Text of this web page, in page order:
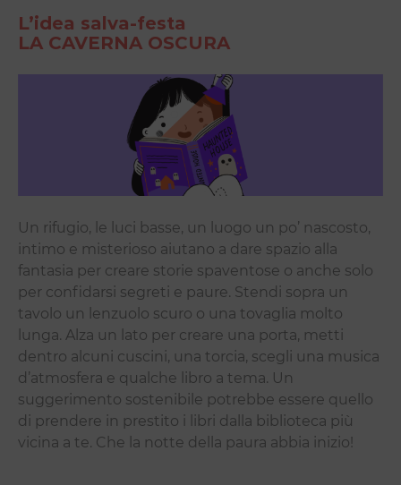
L’idea salva-festa
LA CAVERNA OSCURA
Un rifugio, le luci basse, un luogo un po’ nascosto,
intimo e misterioso aiutano a dare spazio alla
fantasia per creare storie spaventose o anche solo
per confidarsi segreti e paure. Stendi sopra un
tavolo un lenzuolo scuro o una tovaglia molto
lunga. Alza un lato per creare una porta, metti
dentro alcuni cuscini, una torcia, scegli una musica
d’atmosfera e qualche libro a tema. Un
suggerimento sostenibile potrebbe essere quello
di prendere in prestito i libri dalla biblioteca più
vicina a te. Che la notte della paura abbia inizio!